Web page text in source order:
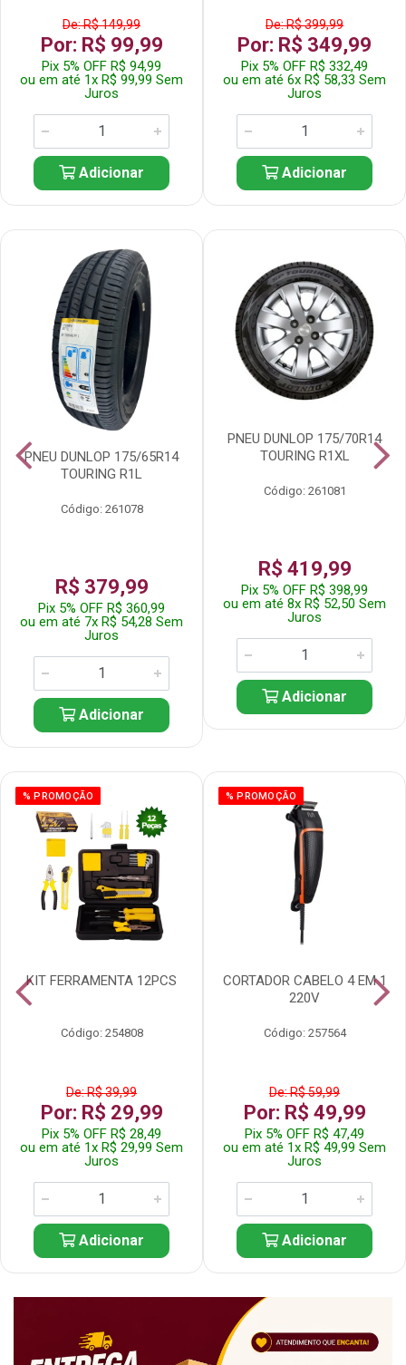
De: R$ 149,99
Por: R$ 99,99
Pix 5% OFF R$ 94,99
ou em até 1x R$ 99,99 Sem
Juros
Adicionar
De: R$ 399,99
Por: R$ 349,99
Pix 5% OFF R$ 332,49
ou em até 6x R$ 58,33 Sem
Juros
Adicionar
PNEU DUNLOP 175/65R14
TOURING R1L
Código: 261078
R$ 379,99
Pix 5% OFF R$ 360,99
ou em até 7x R$ 54,28 Sem
Juros
Adicionar
PNEU DUNLOP 175/70R14
TOURING R1XL
Código: 261081
R$ 419,99
Pix 5% OFF R$ 398,99
ou em até 8x R$ 52,50 Sem
Juros
Adicionar
% PROMOÇÃO
KIT FERRAMENTA 12PCS
Código: 254808
De: R$ 39,99
Por: R$ 29,99
Pix 5% OFF R$ 28,49
ou em até 1x R$ 29,99 Sem
Juros
Adicionar
% PROMOÇÃO
CORTADOR CABELO 4 EM 1
220V
Código: 257564
De: R$ 59,99
Por: R$ 49,99
Pix 5% OFF R$ 47,49
ou em até 1x R$ 49,99 Sem
Juros
Adicionar